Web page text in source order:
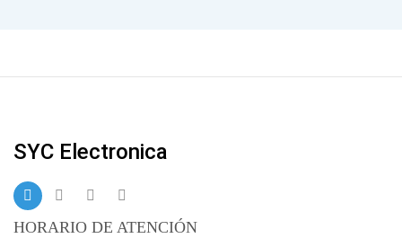
SYC Electronica
HORARIO DE ATENCIÓN